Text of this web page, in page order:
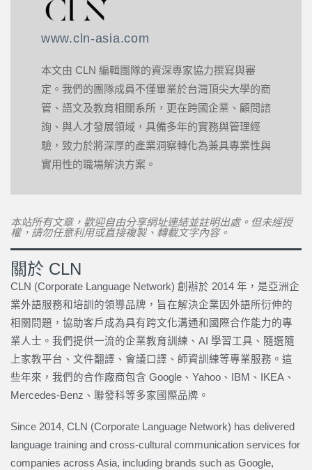
www.cln-asia.com
本文由 CLN 編輯團隊的資深專家協力撰寫與審
定。我們的團隊成員不僅畢業於台灣頂尖大學的商
管、語文及教育相關系所，更在跨國企業、顧問諮
詢、與人才發展領域，具備多年的實務與管理經
驗，致力於將深厚的產業洞察轉化為兼具專業性與
實用性的職場解決方案。
本站所有文章，歡迎自由分享網址連結並註明出處。但未經授
權，請勿任意利用或直接複製、轉載文字內容。
關於 CLN
CLN (Corporate Language Network) 創辦於 2014 年，是亞洲企
業外語服務和培訓的領導品牌，旨在解決企業因外語所衍伸的
相關問題，協助客戶成為具有跨文化溝通和國際合作能力的專
業人士。我們提供一流的企業教育訓練、AI 學習工具、隨選隨
上家教平台、文件翻譯、會議口譯、師資訓練等專業服務。這
些年來，我們的合作廠商包含 Google、Yahoo、IBM、IKEA、
Mercedes-Benz、聯發科等多家國際品牌。
Since 2014, CLN (Corporate Language Network) has delivered
language training and cross-cultural communication services for
companies across Asia, including brands such as Google,